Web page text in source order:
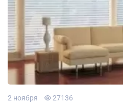
2 ноября 27136